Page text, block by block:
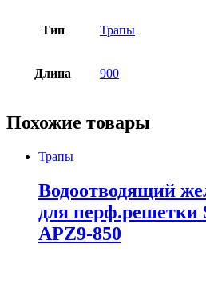
Тип Трапы
Длина 900
Похожие товары
Трапы
Водоотводящий
для перф.решетки
APZ9-850